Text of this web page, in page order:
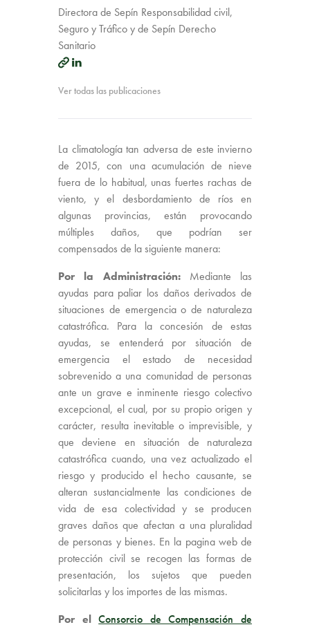
Directora de Sepín Responsabilidad civil,
Seguro y Tráfico y de Sepín Derecho
Sanitario
Ver todas las publicaciones
La climatología tan adversa de este invierno
de 2015, con una acumulación de nieve
fuera de lo habitual, unas fuertes rachas de
viento, y el desbordamiento de ríos en
algunas provincias, están provocando
múltiples daños, que podrían ser
compensados de la siguiente manera:
Por la Administración:Mediante las
ayudas para paliar los daños derivados de
situaciones de emergencia o de naturaleza
catastrófica. Para la concesión de estas
ayudas, se entenderá por situación de
emergencia el estado de necesidad
sobrevenido a una comunidad de personas
ante un grave e inminente riesgo colectivo
excepcional, el cual, por su propio origen y
carácter, resulta inevitable o imprevisible, y
que deviene en situación de naturaleza
catastrófica cuando, una vez actualizado el
riesgo y producido el hecho causante, se
alteran sustancialmente las condiciones de
vida de esa colectividad y se producen
graves daños que afectan a una pluralidad
de personas y bienes. En la pagina web de
protección civil se recogen las formas de
presentación, los sujetos que pueden
solicitarlas y los importes de las mismas.
Por elConsorcio de Compensación de